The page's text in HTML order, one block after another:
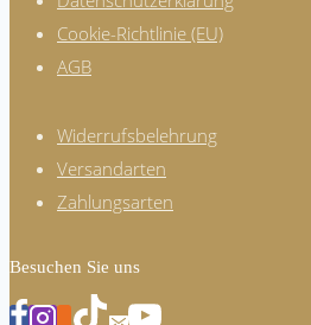
Cookie-Richtlinie (EU)
AGB
Widerrufsbelehrung
Versandarten
Zahlungsarten
Besuchen Sie uns